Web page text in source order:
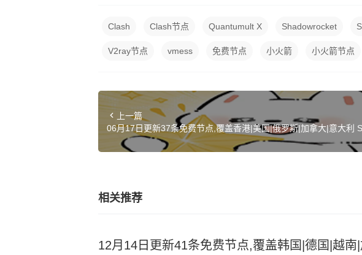
Clash Clash节点 Quantumult X Shadowrocket
V2ray节点 vmess 免费节点 小火箭 小火箭节点
上一篇
06月17日更新37条免费节点,覆盖香港|美国|俄罗斯|加拿大|意大利
y|Clash订阅链接
相关推荐
12月14日更新41条免费节点,覆盖韩国|德国|越南